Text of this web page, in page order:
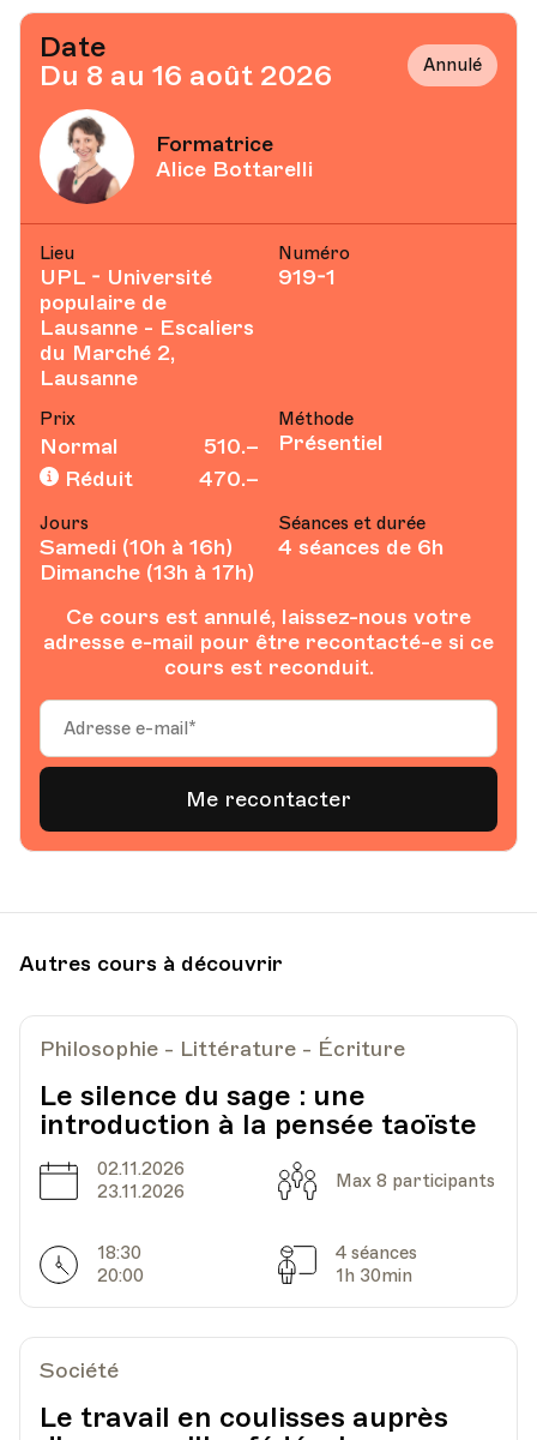
Date
Du 8 au 16 août 2026
Annulé
Formatrice
Alice Bottarelli
Lieu
UPL - Université
populaire de
Lausanne - Escaliers
du Marché 2,
Lausanne
Numéro
919-1
Prix
Normal
510.–
Réduit
470.–
Méthode
Présentiel
Jours
Samedi (10h à 16h)
Dimanche (13h à 17h)
Séances et durée
4 séances de 6h
Ce cours est annulé, laissez-nous votre
adresse e-mail pour être recontacté-e si ce
cours est reconduit.
Autres cours à découvrir
Philosophie - Littérature - Écriture
Le silence du sage : une
introduction à la pensée taoïste
Date
02.11.2026
23.11.2026
Capacité
Max 8 participants
Horarires
18:30
20:00
Séances
4 séances
1h 30min
Société
Le travail en coulisses auprès